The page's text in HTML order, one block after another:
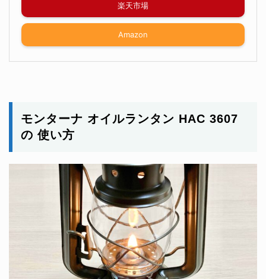
楽天市場
Amazon
モンターナ オイルランタン HAC 3607
の 使い方